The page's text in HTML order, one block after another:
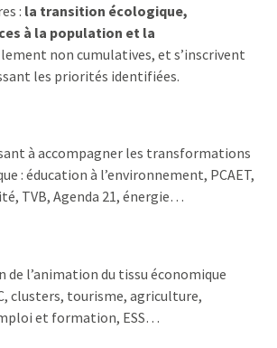
: la transition écologique,
à la population et la
non cumulatives, et s’inscrivent
les priorités identifiées.
à accompagner les transformations
: éducation à l’environnement, PCAET,
TVB, Agenda 21, énergie…
de l’animation du tissu économique
clusters, tourisme, agriculture,
et formation, ESS…
GOUVERNANCE
24 septembre 2026 Châteauroux
Congrès annuel des Pôles
EN SAVOIR +